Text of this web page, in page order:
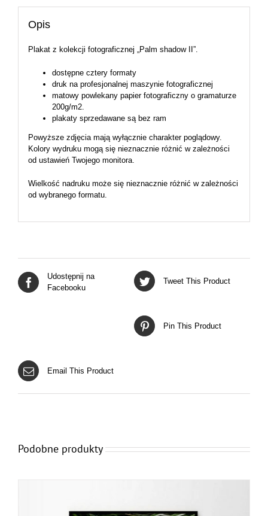
Opis
Plakat z kolekcji fotograficznej „Palm shadow II”.
dostępne cztery formaty
druk na profesjonalnej maszynie fotograficznej
matowy powlekany papier fotograficzny o gramaturze
200g/m2.
plakaty sprzedawane są bez ram
Powyższe zdjęcia mają wyłącznie charakter poglądowy.
Kolory wydruku mogą się nieznacznie różnić w zależności
od ustawień Twojego monitora.
Wielkość nadruku może się nieznacznie różnić w zależności
od wybranego formatu.
Udostępnij na
Facebooku
Tweet This Product
Pin This Product
Email This Product
Podobne produkty